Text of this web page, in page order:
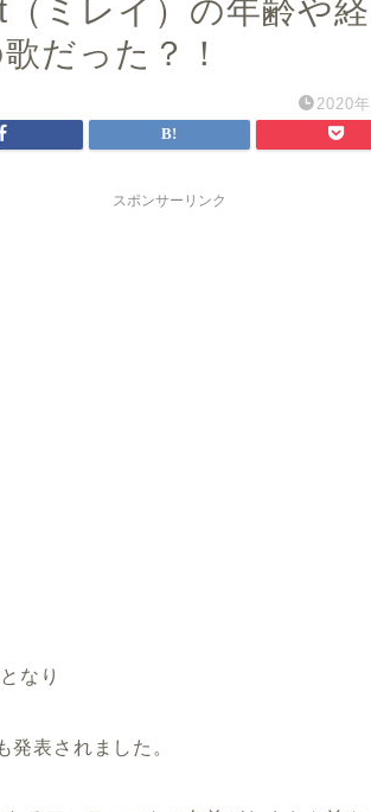
ミレイ）の年齢や
だった？！
2020
スポンサーリンク
なり
発表されました。